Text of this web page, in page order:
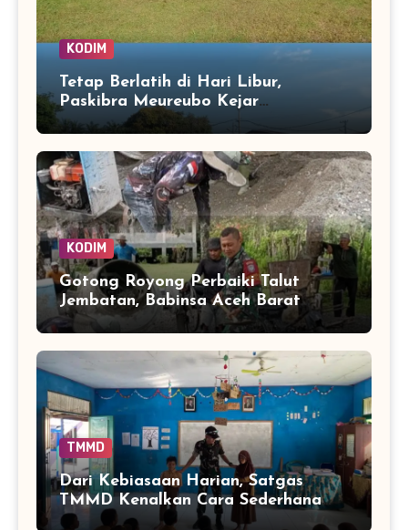
KODIM
Tetap Berlatih di Hari Libur,
Paskibra Meureubo Kejar
Kekompakan Jelang 17 Agustus
KODIM
Gotong Royong Perbaiki Talut
Jembatan, Babinsa Aceh Barat
Bantu Pulihkan Akses Warga
TMMD
Dari Kebiasaan Harian, Satgas
TMMD Kenalkan Cara Sederhana
Mencegah Penyakit Sejak Dini